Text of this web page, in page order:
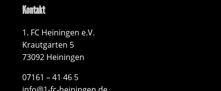
Kontakt
1. FC Heiningen e.V.
Krautgarten 5
73092 Heiningen
07161 – 41 46 5